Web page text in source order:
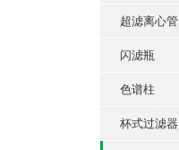
超滤离心管
闪滤瓶
色谱柱
杯式过滤器